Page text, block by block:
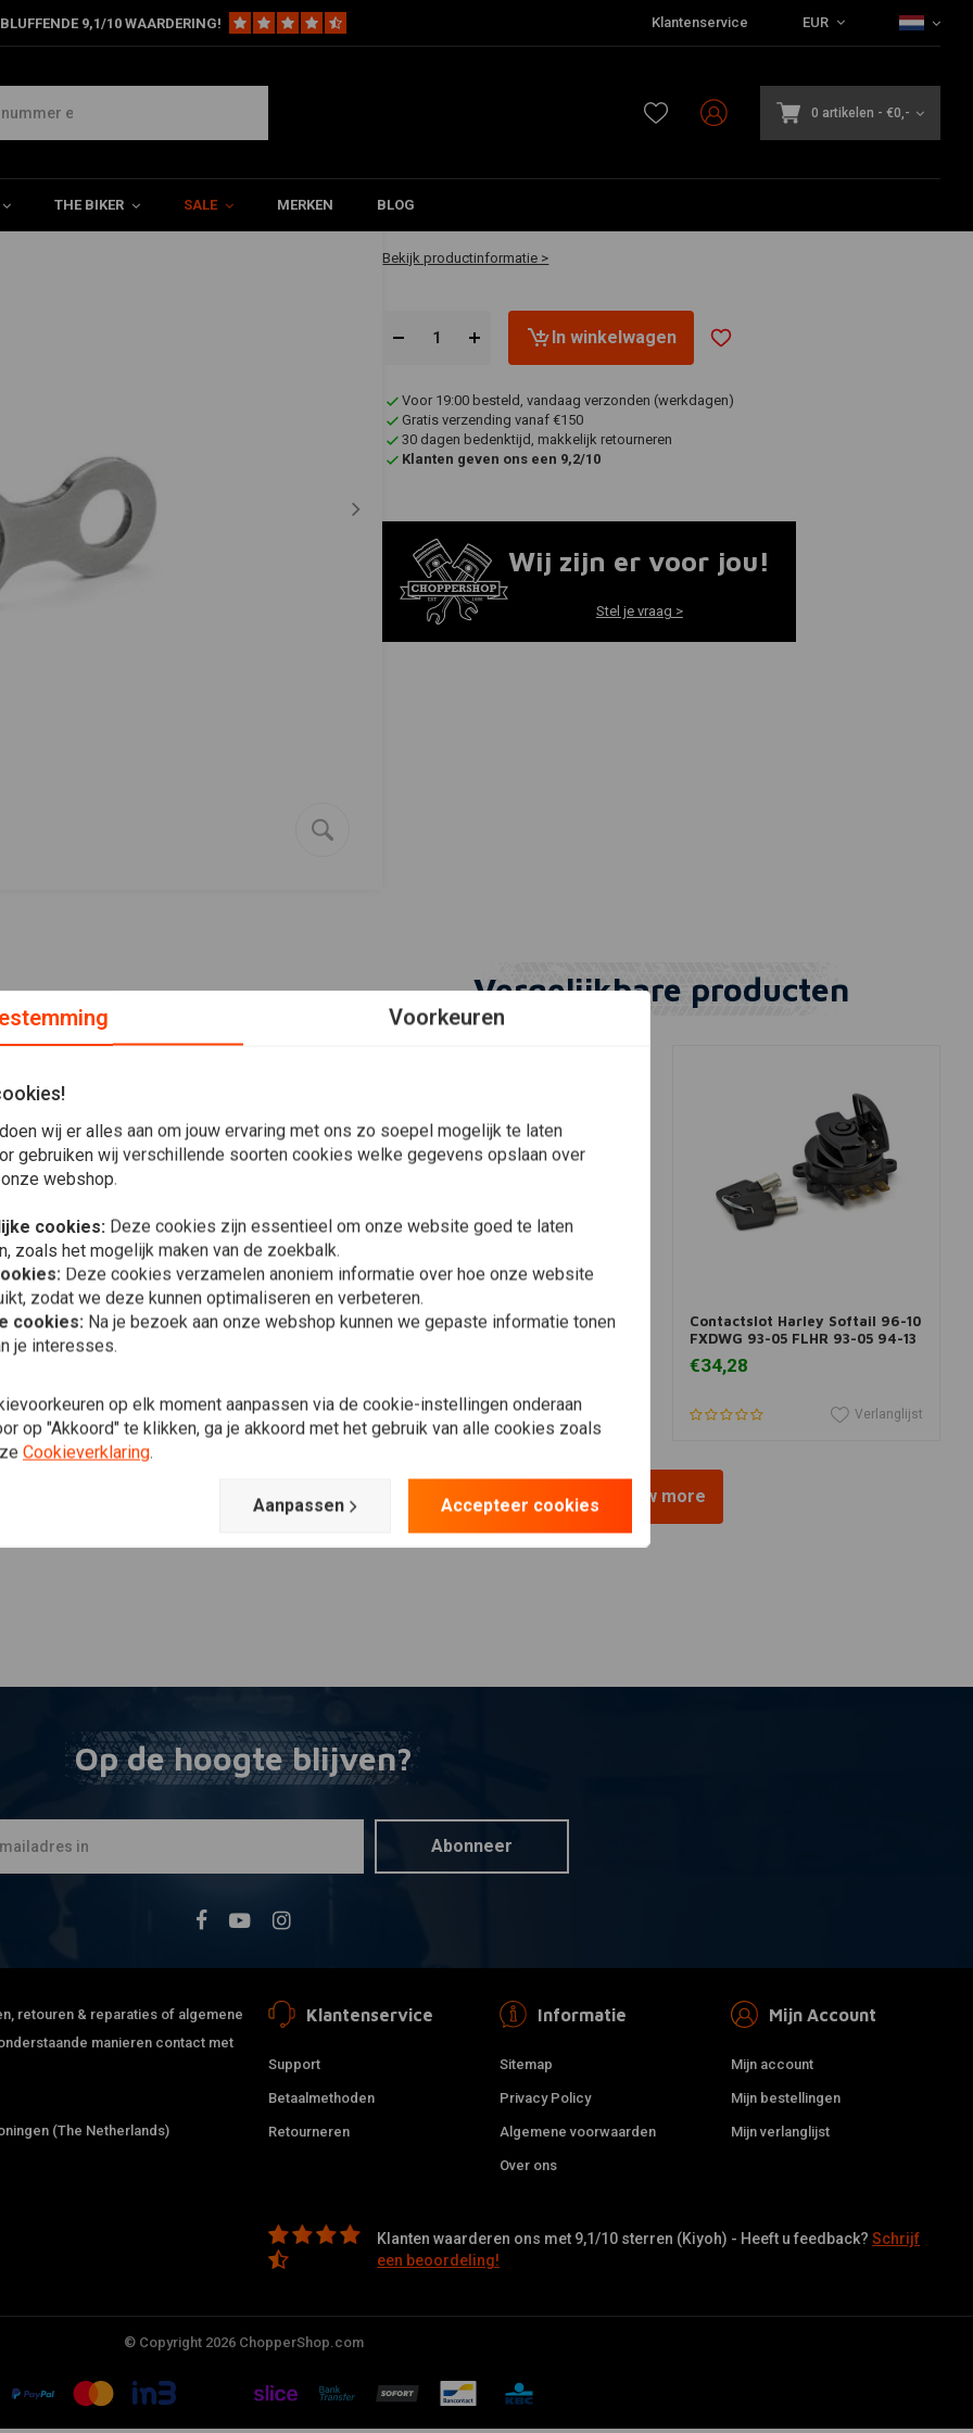
9,1/10 WAARDERING! Klantenservice EUR
0 artikelen - €0,-
THE BIKER SALE MERKEN BLOG
"Pro", incl. drukknop - Universeel
€19,95
Bekijk productinformatie >
In winkelwagen
Voor 19:00 besteld, vandaag verzonden (werkdagen)
Gratis verzending vanaf €150
30 dagen bedenktijd, makkelijk retourneren
Klanten geven ons een 9,2/10
Wij zijn er voor jou!
Stel je vraag >
bevestiging van een hoogwaardige roestvrijstalen
harmonieert de houder perfect met de voorkant van uw
van uw keuze worden gemonteerd
Plaats ook een review
Vergelijkbare producten
VANCE & HINES
Fuelpak FPX | (Kies Model)
Verlanglijst
Contactslot Harley Softail 96-10
FXDWG 93-05 FLHR 93-05 94-13
€34,28
Verlanglijst
View more
Op de hoogte blijven?
Abonneer
retouren & reparaties of algemene
manieren contact met
(The Netherlands)
Klantenservice
Support
Betaalmethoden
Retourneren
Informatie
Sitemap
Privacy Policy
Algemene voorwaarden
Over ons
Mijn Account
Mijn account
Mijn bestellingen
Mijn verlanglijst
Klanten waarderen ons met 9,1/10 sterren (Kiyoh) - Heeft u feedback?Schrijf
een beoordeling!
© Copyright 2026 ChopperShop.com
Voorkeuren
wij er alles aan om jouw ervaring met ons zo soepel mogelijk te laten
gebruiken wij verschillende soorten cookies welke gegevens opslaan over
webshop.
cookies: Deze cookies zijn essentieel om onze website goed te laten
zoals het mogelijk maken van de zoekbalk.
Deze cookies verzamelen anoniem informatie over hoe onze website
zodat we deze kunnen optimaliseren en verbeteren.
cookies: Na je bezoek aan onze webshop kunnen we gepaste informatie tonen
je interesses.
op elk moment aanpassen via de cookie-instellingen onderaan
op "Akkoord" te klikken, ga je akkoord met het gebruik van alle cookies zoals
Cookieverklaring.
Aanpassen Accepteer cookies